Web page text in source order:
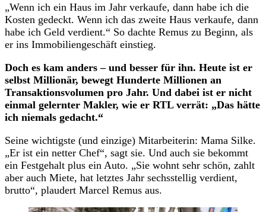
„Wenn ich ein Haus im Jahr verkaufe, dann habe ich die
Kosten gedeckt. Wenn ich das zweite Haus verkaufe, dann
habe ich Geld verdient.“ So dachte Remus zu Beginn, als
er ins Immobiliengeschäft einstieg.
Doch es kam anders – und besser für ihn. Heute ist er
selbst Millionär, bewegt Hunderte Millionen an
Transaktionsvolumen pro Jahr. Und dabei ist er nicht
einmal gelernter Makler, wie er RTL verrät: „Das hätte
ich niemals gedacht.“
Seine wichtigste (und einzige) Mitarbeiterin: Mama Silke.
„Er ist ein netter Chef“, sagt sie. Und auch sie bekommt
ein Festgehalt plus ein Auto. „Sie wohnt sehr schön, zahlt
aber auch Miete, hat letztes Jahr sechsstellig verdient,
brutto“, plaudert Marcel Remus aus.